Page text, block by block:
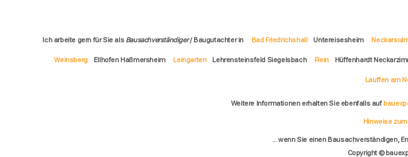
Ich arbeite gern für Sie als Bausachverständiger/ Baugutachter in Bad Friedrichshall Untereisesheim
Weinsberg Ellhofen Haßmersheim Leingarten Lehrensteinsfeld Siegelsbach Flein Hüffenhardt
Lauffen am
Weitere Informationen erhalten Sie ebenfalls auf
Hinweise
... wenn Sie einen Bausachverständigen,
Copyright ©